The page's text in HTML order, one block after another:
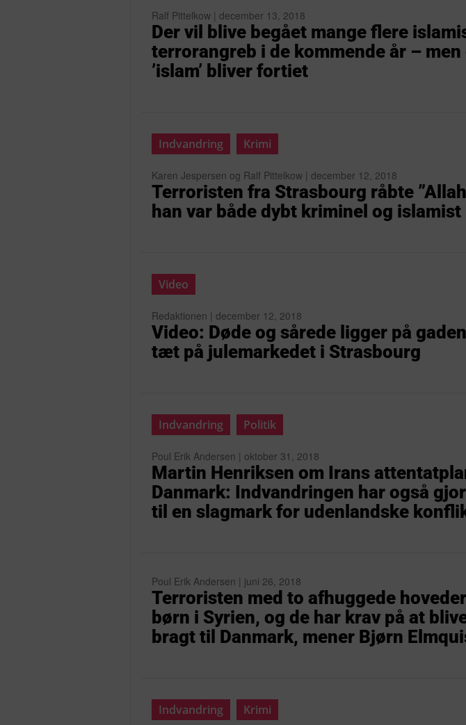
Ralf Pittelkow | december 13, 2018
Der vil blive begået mange flere
terrorangreb i de kommende år –
’islam’ bliver fortiet
Indvandring Krimi
Karen Jespersen og Ralf Pittelkow | december 12, 2018
Terroristen fra Strasbourg råbte
han var både dybt kriminel og islamist
Video
Redaktionen | december 12, 2018
Video: Døde og sårede ligger på
tæt på julemarkedet i Strasbourg
Indvandring Politik
Poul Erik Andersen | oktober 31, 2018
Martin Henriksen om Irans
Danmark: Indvandringen har også
til en slagmark for udenlandske
Poul Erik Andersen | juni 26, 2018
Terroristen med to afhuggede
børn i Syrien, og de har krav på at
bragt til Danmark, mener Bjørn
Indvandring Krimi